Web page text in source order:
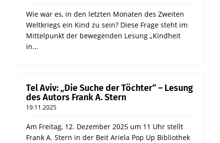
Wie war es, in den letzten Monaten des Zweiten
Weltkriegs ein Kind zu sein? Diese Frage steht im
Mittelpunkt der bewegenden Lesung „Kindheit
in...
Tel Aviv: „Die Suche der Töchter“ – Lesung
des Autors Frank A. Stern
19.11.2025
Am Freitag, 12. Dezember 2025 um 11 Uhr stellt
Frank A. Stern in der Beit Ariela Pop Up Bibliothek